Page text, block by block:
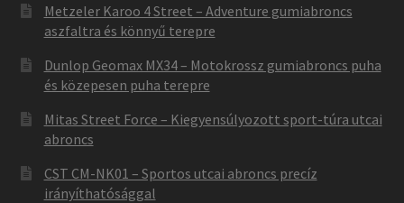
Metzeler Karoo 4 Street – Adventure gumiabroncs
aszfaltra és könnyű terepre
Dunlop Geomax MX34 – Motokrossz gumiabroncs puha
és közepesen puha terepre
Mitas Street Force – Kiegyensúlyozott sport-túra utcai
abroncs
CST CM-NK01 – Sportos utcai abroncs precíz
irányíthatósággal